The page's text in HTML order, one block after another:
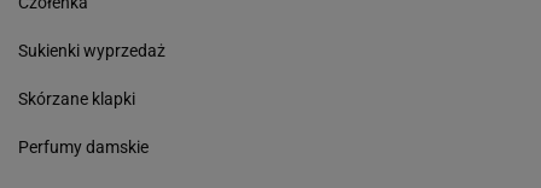
Sukienki wyprzedaż
Skórzane klapki
Perfumy damskie